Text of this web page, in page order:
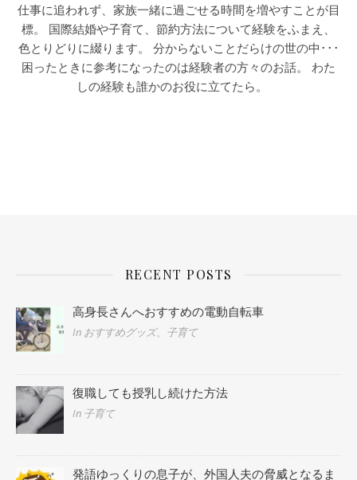
仕事に追われず、家族一緒に過ごせる時間を増やすことが目
標。 国際結婚や子育て、節約方法について経験をふまえ、
色とりどりに綴ります。 分からないことだらけの世の中･･･
困ったときに参考になったのは経験者の方々のお話。 わた
しの経験も誰かのお役に立てたら。
RECENT POSTS
高身長さんへおすすめの電動自転車
In おすすめグッズ、子育て
復職しても授乳し続けた方法
In 子育て
発語ゆっくりの息子が、外国人夫の脅威となるま